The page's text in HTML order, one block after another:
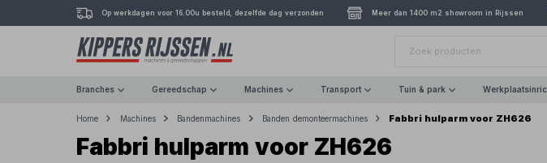
Op werkdagen voor 16.00u besteld, dezelfde dag verzonden Meer dan 1400 m2 showroom in Rijssen
Branches Gereedschap Machines Transport Tuin & park
Home Machines Bandenmachines Banden demonteermachines Fabbri hulparm voor ZH626
Fabbri hulparm voor ZH626